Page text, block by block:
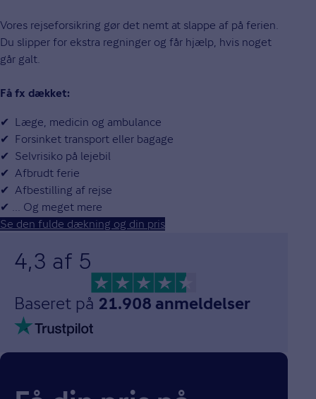
Vores rejseforsikring gør det nemt at slappe af på ferien.
Du slipper for ekstra regninger og får hjælp, hvis noget
går galt.
Få fx dækket:
✔ Læge, medicin og ambulance
✔ Forsinket transport eller bagage
✔ Selvrisiko på lejebil
✔ Afbrudt ferie
✔ Afbestilling af rejse
✔ ... Og meget mere
Se den fulde dækning og din pris
4,3 af 5
Baseret på 21.908 anmeldelser